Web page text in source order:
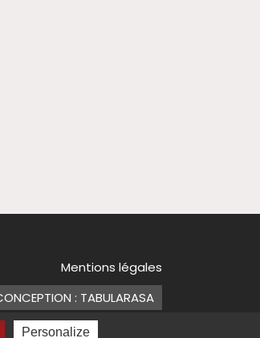
Mentions légales
: TABULARASA
Personalize